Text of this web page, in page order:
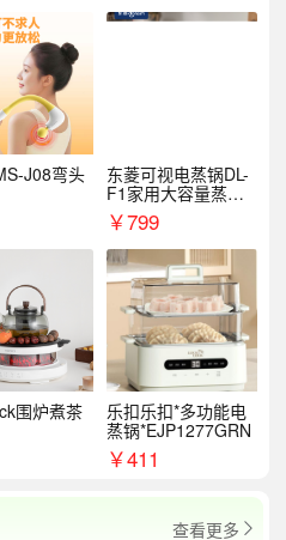
J08弯头
东菱可视电蒸锅DL-
F1家用大容量蒸炖
锅
￥799
围炉煮茶
乐扣乐扣*多功能电
蒸锅*EJP1277GRN
￥411
查看更多 